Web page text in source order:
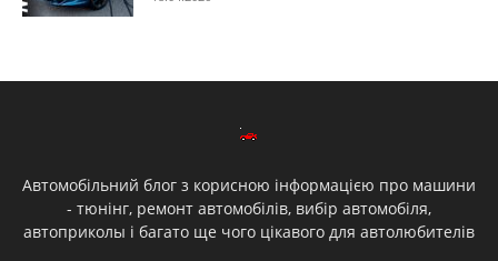
Автомобільний блог з корисною інформацією про машини
- тюнінг, ремонт автомобілів, вибір автомобіля,
автоприколы і багато ще чого цікавого для автолюбителів